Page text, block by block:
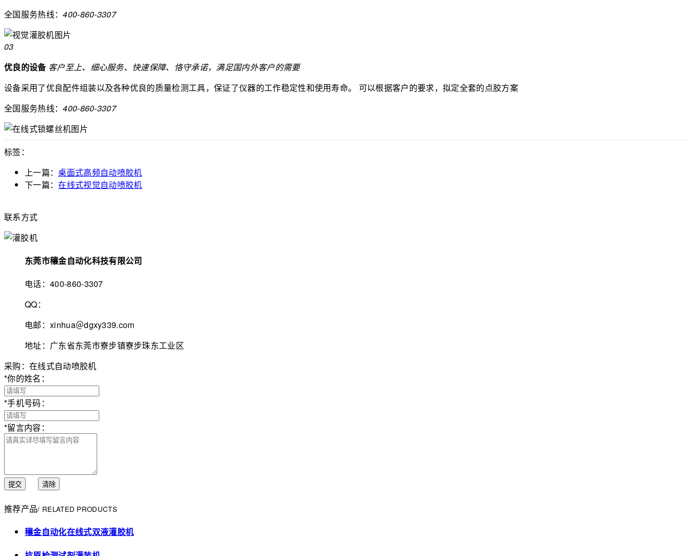
全国服务热线：400-860-3307
03
优良的设备 客户至上、细心服务、快速保障、恪守承诺，满足国内外客户的需要
设备采用了优良配件组装以及各种优良的质量检测工具，保证了仪器的工作稳定性和使用寿命。
可以根据客户的要求，拟定全套的点胶方案
全国服务热线：400-860-3307
标签：
上一篇：桌面式高频自动喷胶机
下一篇：在线式视觉自动喷胶机
联系方式
东莞市穰金自动化科技有限公司
电话：400-860-3307
QQ：
电邮：xinhua＠dgxy339.com
地址：广东省东莞市寮步镇寮步珠东工业区
采购：在线式自动喷胶机
*你的姓名：
*手机号码：
*留言内容：
提交 清除
推荐产品/ RELATED PRODUCTS
穰金自动化在线式双液灌胶机